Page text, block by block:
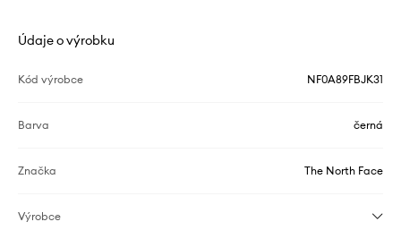
Údaje o výrobku
Kód výrobce NF0A89FBJK31
Barva černá
Značka The North Face
Výrobce